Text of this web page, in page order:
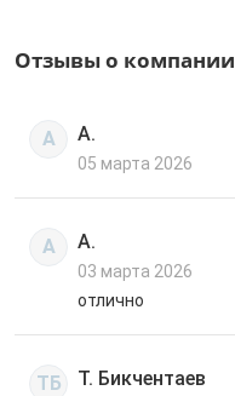
Отзывы о компании
А А.
05 марта 2026
А А.
03 марта 2026
отлично
ТБ Т. Бикчентаев